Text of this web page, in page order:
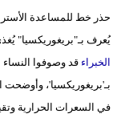
يُعرف بـ"بريغوريكسيا"
الخبراءقد وصوفوا
بـ'بريغوريكسيا'،
في السعرات الحرارية